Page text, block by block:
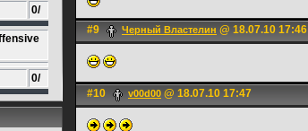
0/
0/
#9 Черный Властелин @ 18.07.10 17:46
#10 v00d00 @ 18.07.10 17:47